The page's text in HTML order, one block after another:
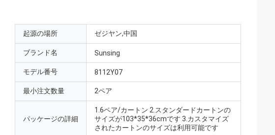
起源の場所 ゼジヤン,中国
ブランド名 Sunsing
モデル番号 8112Y07
最小注文数量 2ペア
パッケージの詳細
1.6ペア/カートン 2.スタンダードカートンの
サイズが103*35*36cmです 3.カスタマイズ
されたカートンのサイズは利用可能です